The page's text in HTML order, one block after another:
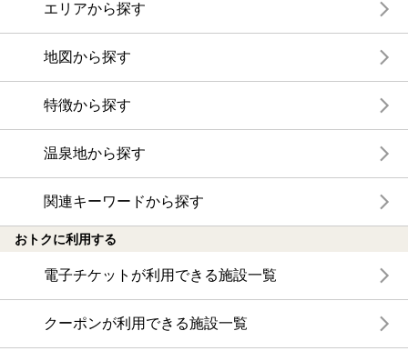
エリアから探す
地図から探す
特徴から探す
温泉地から探す
関連キーワードから探す
おトクに利用する
電子チケットが利用できる施設一覧
クーポンが利用できる施設一覧